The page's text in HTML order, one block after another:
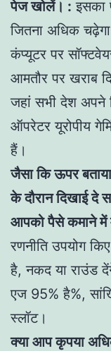
पेज खोलें। : इसका
जितना अधिक
कंप्यूटर पर
आमतौर पर खराब
जहां सभी देश अपने
ऑपरेटर यूरोपीय
हैं।
जैसा कि ऊपर
के दौरान दिखाई
आपको पैसे कमाने में
रणनीति उपयोग
है, नकद या राउंड
एज 95% है%,
स्लॉट।
क्या आप कृपया